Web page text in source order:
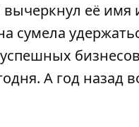
её имя
сумела
А год назад